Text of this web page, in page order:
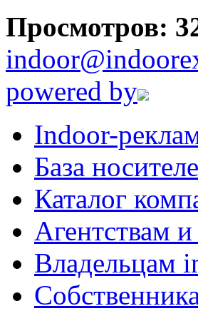
Просмотров:
powered by
Indoor-
База
Каталог
Агентствам
Владельцам